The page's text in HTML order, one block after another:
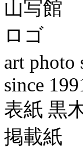
art photo
since
表紙 黒
掲載紙